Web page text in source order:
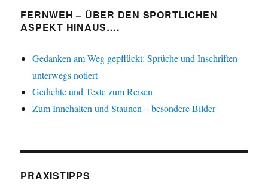
FERNWEH – ÜBER DEN SPORTLICHEN
ASPEKT HINAUS….
Gedanken am Weg gepflückt: Sprüche und Inschriften
unterwegs notiert
Gedichte und Texte zum Reisen
Zum Innehalten und Staunen – besondere Bilder
PRAXISTIPPS